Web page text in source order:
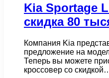
Kia Sportage
скидка 80
Компания Kia
предложение на
Теперь вы можете
кроссовер со